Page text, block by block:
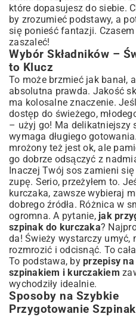
które dopasujesz do siebie.
by zrozumieć podstawy, a
się ponieść fantazji.
zaszaleć!
Wybór Składników –
to Klucz
To może brzmieć jak banał,
absolutna prawda. Jakość
ma kolosalne znaczenie.
dostęp do świeżego,
– użyj go! Ma delikatniejszy
wymaga długiego
mrożony też jest ok, ale
go dobrze odsączyć z
Inaczej Twój sos zamieni
zupę. Serio, przeżyłem to.
kurczaka, zawsze wybieraj
dobrego źródła. Różnica w
ogromna. A pytanie, jak
szpinak do kurczaka?
da! Świeży wystarczy umyć,
rozmrozić i odcisnąć. To
To podstawa, by przepisy
szpinakiem i kurczakiem
wychodziły idealnie.
Sposoby na Szybkie
Przygotowanie